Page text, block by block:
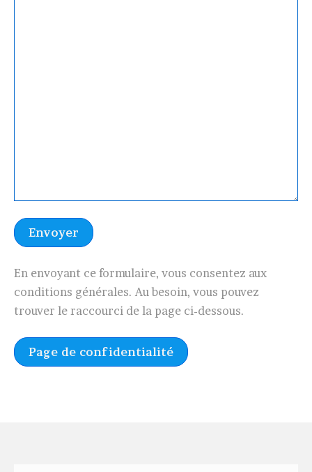
En envoyant ce formulaire, vous consentez aux
conditions générales. Au besoin, vous pouvez
trouver le raccourci de la page ci-dessous.
Page de confidentialité